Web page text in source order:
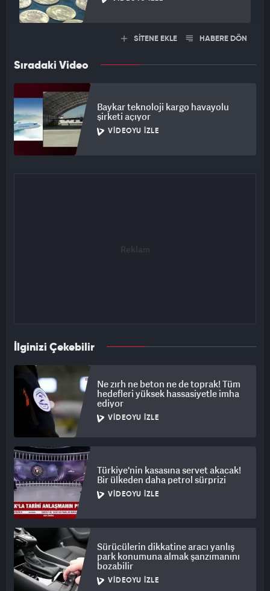
SİTENE EKLE HABERE DÖN
Sıradaki Video
Baykar teknoloji kargo havayolu
şirketi açıyor
VIDEOYU İZLE
İlginizi Çekebilir
Ne zırh ne beton ne de toprak! Tüm
hedefleri yüksek hassasiyetle imha
ediyor
VIDEOYU İZLE
Türkiye'nin kasasına servet akacak!
Bir ülkeden daha petrol sürprizi
VIDEOYU İZLE
Sürücülerin dikkatine aracı yanlış
park konumuna almak şanzımanını
bozabilir
VIDEOYU İZLE